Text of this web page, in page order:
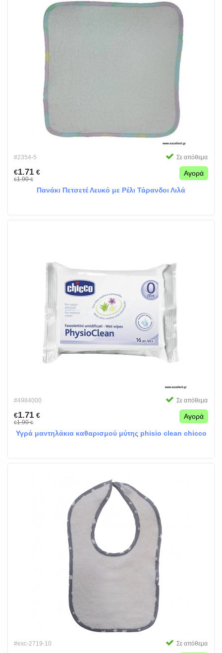
#2354-5 Σε απόθεμα
€1.71 €
€1.90€
Αγορά
Πανάκι Πετσετέ Λευκό με Ρέλι Τάρανδοι Λιλά
#4984000 Σε απόθεμα
€1.71 €
€1.90€
Αγορά
Υγρά μαντηλάκια καθαρισμού μύτης phisio clean chicco
#exc-2719-10 Σε απόθεμα